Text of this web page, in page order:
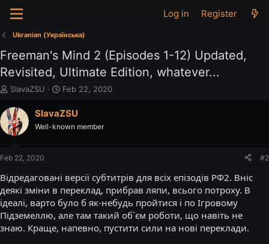
Log in Register
Ukranian (Українська)
Freeman's Mind 2 (Episodes 1-12) Updated,
Revisited, Ultimate Edition, whatever...
T
r
e
a
a
t
e
r
SlavaZSU
S
a
t
e
Feb 22, 2020
SlavaZSU
Well-known member
Feb 22, 2020 #2
Відредаговані версії субтитрів для всіх епізодів РФ2. Вніс
деякі зміни в переклад, прибрав ляпи, всього потроху. В
ідеалі, варто було б як-небудь пройтися і по Ігровому
Підземеллю, але там такий об`єм роботи, що навіть не
знаю. Краще, напевно, пустити сили на нові переклади.